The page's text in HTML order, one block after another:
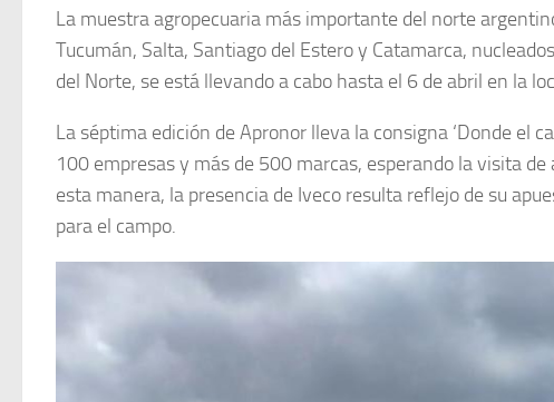
La muestra agropecuaria más importante del norte
Tucumán, Salta, Santiago del Estero y Catamarca,
del Norte, se está llevando a cabo hasta el 6 de abril en la
La séptima edición de Apronor lleva la consigna ‘Donde el
100 empresas y más de 500 marcas, esperando la visita
esta manera, la presencia de Iveco resulta reflejo de su
para el campo.